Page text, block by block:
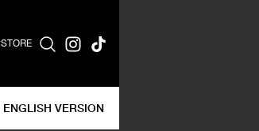
STORE
ENGLISH VERSION